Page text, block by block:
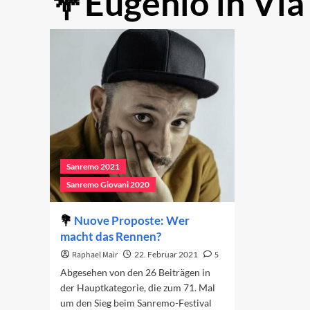
Sanremo 2021
Sanremo Giovani 2020
Nuove Proposte: Wer
macht das Rennen?
Raphael Mair 22. Februar 2021
5
Abgesehen von den 26 Beiträgen in
der Hauptkategorie, die zum 71. Mal
um den Sieg beim Sanremo-Festival